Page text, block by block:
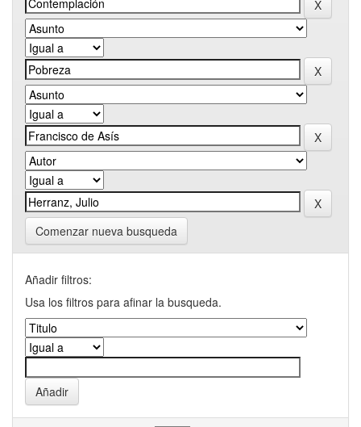
Comenzar nueva busqueda
Añadir filtros:
Usa los filtros para afinar la busqueda.